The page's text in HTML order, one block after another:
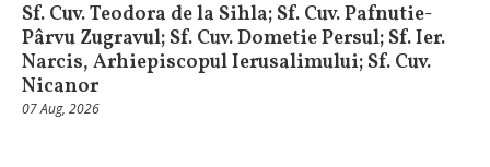
Sf. Cuv. Teodora de la Sihla; Sf. Cuv. Pafnutie-
Pârvu Zugravul; Sf. Cuv. Dometie Persul; Sf. Ier.
Narcis, Arhiepiscopul Ierusalimului; Sf. Cuv.
Nicanor
07 Aug, 2026